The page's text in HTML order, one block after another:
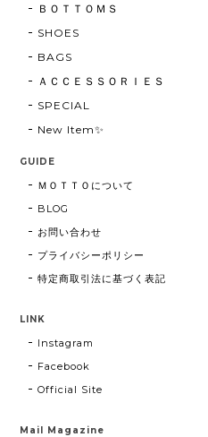
ＢＯＴＴＯＭＳ
SHOES
BAGS
ＡＣＣＥＳＳＯＲＩＥＳ
SPECIAL
New Item✨
GUIDE
ＭＯＴＴＯについて
BLOG
お問い合わせ
プライバシーポリシー
特定商取引法に基づく表記
LINK
Instagram
Facebook
Official Site
Mail Magazine